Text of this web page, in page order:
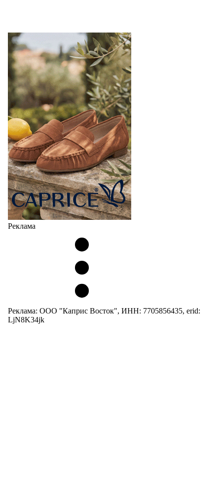
Реклама
Реклама: ООО "Каприс Восток", ИНН: 7705856435, erid:
LjN8K34jk